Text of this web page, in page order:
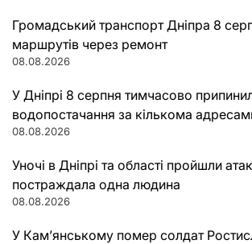
Громадський транспорт Дніпра 8
маршрутів через ремонт
08.08.2026
У Дніпрі 8 серпня тимчасово
водопостачання за кількома
08.08.2026
Уночі в Дніпрі та області пройшли
постраждала одна людина
08.08.2026
У Кам’янському помер солдат